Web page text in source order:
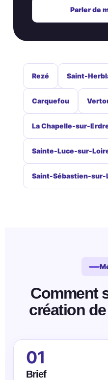
Parler de
Rezé Saint-
Carquefou
La Chapelle-sur-
Sainte-Luce-sur-
Saint-Sébastien-sur-
Comment
création
01
Brief